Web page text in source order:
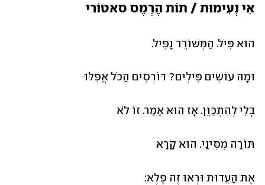
אִי נְעִימוּת / תוֹת הֶרְמֶס סאטוֹרי
הוּא פִּיל. הַמְּשׁוֹרֵר נָפִיל.
וּמָה עוֹשִׂים פִּילִים? דּוֹרְסִים הַכֹּל אֲפִלּוּ
בְּלִי לְהִתְכַּוֵּן. אָז הוּא אָמַר. זוֹ לֹא
תּוֹרָה מִסִּינַי. הוּא קָרָא
אֶת הָעֵדוּת וּרְאוּ זֶה פֶּלֶא: